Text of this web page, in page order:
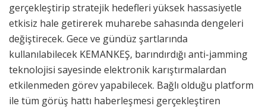
gerçekleştirip stratejik hedefleri yüksek hassasiyetle
etkisiz hale getirerek muharebe sahasında dengeleri
değiştirecek. Gece ve gündüz şartlarında
kullanılabilecek KEMANKEŞ, barındırdığı anti-jamming
teknolojisi sayesinde elektronik karıştırmalardan
etkilenmeden görev yapabilecek. Bağlı olduğu platform
ile tüm görüş hattı haberleşmesi gerçekleştiren